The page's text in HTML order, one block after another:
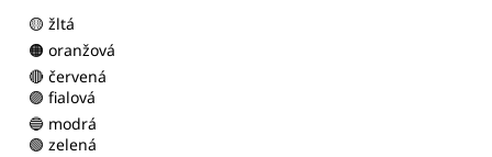
🟡 žltá
🟠 oranžová
🔴 červená
🟣 fialová
🔵 modrá
🟢 zelená